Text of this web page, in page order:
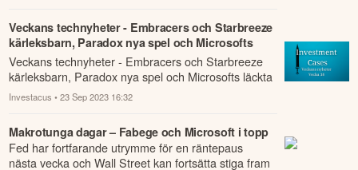
Veckans technyheter - Embracers och Starbreeze
kärleksbarn, Paradox nya spel och Microsofts
läckta dokument.
Veckans technyheter - Embracers och Starbreeze
kärleksbarn, Paradox nya spel och Microsofts läckta
dokument.
Investacus • 23 Sep 2023 16:32
Makrotunga dagar – Fabege och Microsoft i topp
Fed har fortfarande utrymme för en räntepaus
nästa vecka och Wall Street kan fortsätta stiga fram